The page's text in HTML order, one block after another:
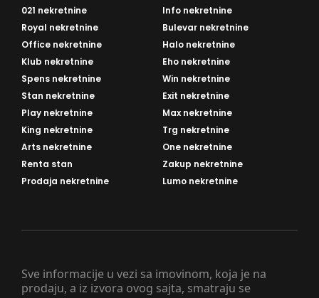
Sve informacije u vezi sa imovinom, koja je na
prodaju, a iz izvora ovog sajta, smatraju se
021 nekretnine
Info nekretnine
Royal nekretnine
Bulevar nekretnine
Office nekretnine
Halo nekretnine
Klub nekretnine
Eho nekretnine
Spens nekretnine
Win nekretnine
Stan nekretnine
Exit nekretnine
Play nekretnine
Max nekretnine
King nekretnine
Trg nekretnine
Arts nekretnine
One nekretnine
Renta stan
Zakup nekretnine
Prodaja nekretnine
Lumo nekretnine